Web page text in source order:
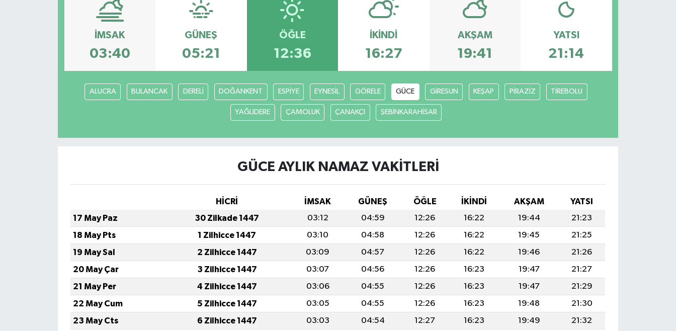
İMSAK
03:40
GÜNEŞ
05:21
ÖĞLE
12:36
İKINDI
16:27
AKŞAM
19:41
YATSI
21:14
ALUCRA BULANCAK DERELİ DOĞANKENT ESPİYE EYNESİL GÖRELE GÜCE GİRESUN KEŞAP PİRAZİZ TİREBOLU
YAĞLIDERE ÇAMOLUK ÇANAKÇI ŞEBİNKARAHİSAR
GÜCE AYLIK NAMAZ VAKITLERI
HİCRİ İMSAK GÜNEŞ ÖĞLE İKINDI AKŞAM
YATSI
17 May Paz
30 Zilkade 1447 03:12 04:59 12:26 16:22 19:44
21:23
18 May Pts
1 Zilhicce 1447 03:10 04:58 12:26 16:22 19:45
21:25
19 May Sal
2 Zilhicce 1447 03:09 04:57 12:26 16:22 19:46
21:26
20 May Çar
3 Zilhicce 1447 03:07 04:56 12:26 16:23 19:47
21:27
21 May Per
4 Zilhicce 1447 03:06 04:55 12:26 16:23 19:47
21:29
22 May Cum
5 Zilhicce 1447 03:05 04:55 12:26 16:23 19:48
21:30
23 May Cts
6 Zilhicce 1447 03:03 04:54 12:27 16:23 19:49
21:32
RESMİ İLANLAR